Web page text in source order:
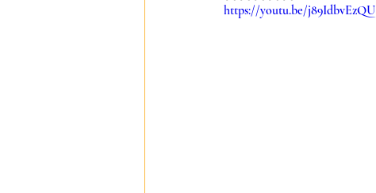
https://youtu.be/j89IdbvEzQU